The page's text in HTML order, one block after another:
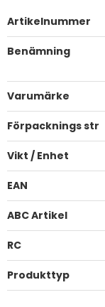
Artikelnummer
Benämning
Varumärke
Förpacknings str
Vikt / Enhet
EAN
ABC Artikel
RC
Produkttyp